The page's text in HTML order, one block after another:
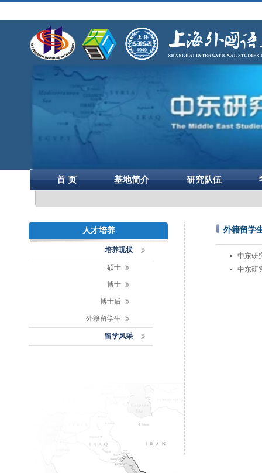
首 页 基地简介 研究队伍
人才培养
培养现状
硕士
博士
博士后
外籍留学生
留学风采
外籍留学
中东研
中东研